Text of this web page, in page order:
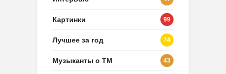
Картинки 99
Лучшее за год 74
Музыканты о ТМ 43